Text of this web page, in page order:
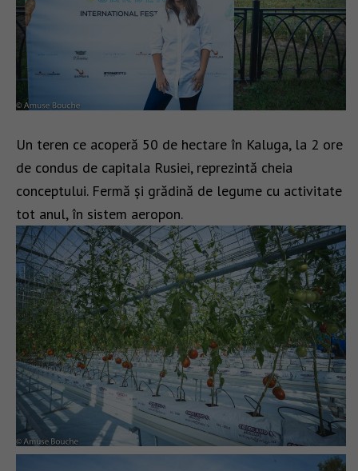
Un teren ce acoperă 50 de hectare în Kaluga, la 2 ore
de condus de capitala Rusiei, reprezintă cheia
conceptului. Fermă și grădină de legume cu activitate
tot anul, în sistem aeropon.